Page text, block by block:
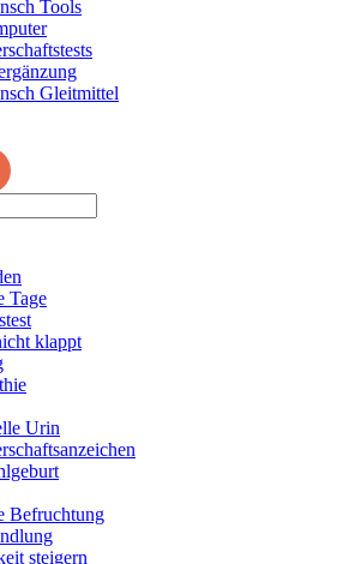
Tools
Gleitmittel
Tage
klappt
Urin
Befruchtung
steigern